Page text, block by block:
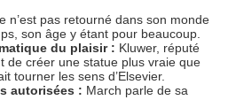
n’est pas retourné dans son monde
son âge y étant pour beaucoup.
du plaisir : Kluwer, réputé
de créer une statue plus vraie que
tourner les sens d’Elsevier.
autorisées : March parle de sa